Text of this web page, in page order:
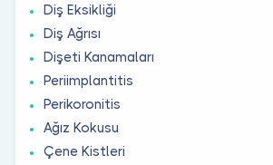
Diş Eksikliği
Diş Ağrısı
Dişeti Kanamaları
Periimplantitis
Perikoronitis
Ağız Kokusu
Çene Kistleri